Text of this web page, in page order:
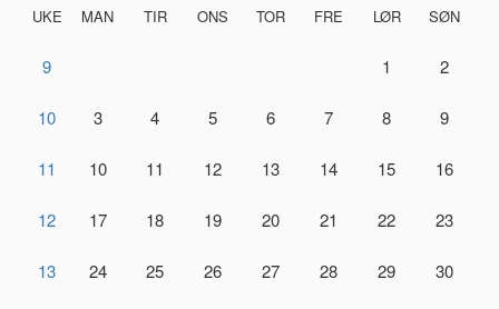
UKE MAN TIR ONS TOR FRE LØR SØN
9 1 2
10 3 4 5 6 7 8 9
11 10 11 12 13 14 15 16
12 17 18 19 20 21 22 23
13 24 25 26 27 28 29 30